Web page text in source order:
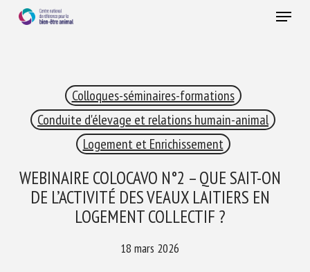
Menu
Colloques-séminaires-formations
Conduite d'élevage et relations humain-animal
Logement et Enrichissement
WEBINAIRE COLOCAVO N°2 – QUE SAIT-ON
DE L’ACTIVITÉ DES VEAUX LAITIERS EN
LOGEMENT COLLECTIF ?
18 mars 2026
RECEVEZ CHAQUE MOIS GRATUITEMENT
LES DERNIÈRES ACTUALITÉS SUR LE BIEN-ÊTRE
ANIMAL
Select language